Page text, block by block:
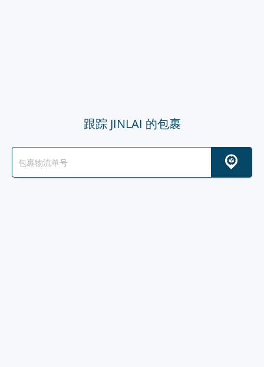
跟踪 JINLAI 的包裹